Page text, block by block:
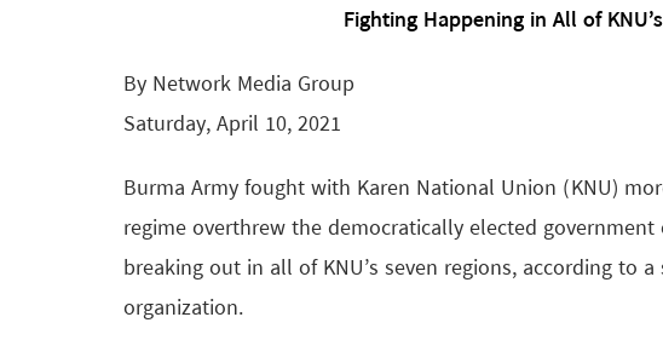
Fighting Happening in All of
By Network Media Group
Saturday, April 10, 2021
Burma Army fought with Karen National Union (KNU)
regime overthrew the democratically elected
breaking out in all of KNU’s seven regions, according to
organization.